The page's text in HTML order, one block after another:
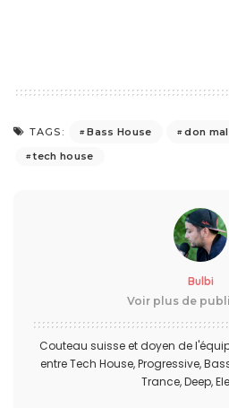
TAGS: Bass House don
tech house
Bulbi
Voir plus de
Couteau suisse et doyen de
entre Tech House, Progressive,
Trance, Deep,